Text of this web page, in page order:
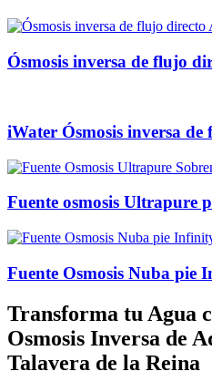
Ósmosis inversa de flujo
iWater Ósmosis inversa de
Fuente osmosis Ultrapure
Fuente Osmosis Nuba pie
Transforma tu Agua
Osmosis Inversa de
Talavera de la Reina